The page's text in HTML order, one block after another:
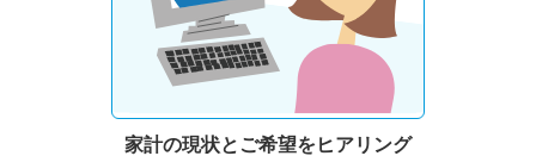
家計の現状と ご希望をヒアリング